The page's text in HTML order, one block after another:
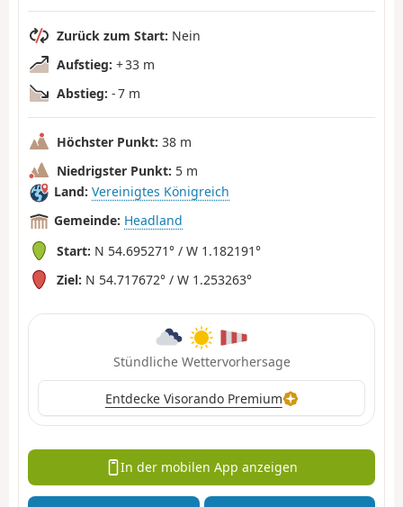
Zurück zum Start: Nein
Aufstieg: + 33 m
Abstieg: - 7 m
Höchster Punkt: 38 m
Niedrigster Punkt: 5 m
Land: Vereinigtes Königreich
Gemeinde: Headland
Start: N 54.695271° / W 1.182191°
Ziel: N 54.717672° / W 1.253263°
Stündliche Wettervorhersage
Entdecke Visorando Premium
In der mobilen App anzeigen